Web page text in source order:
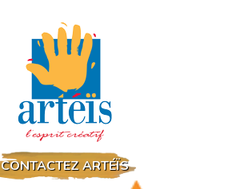
CONTACTEZ ARTÉÏS